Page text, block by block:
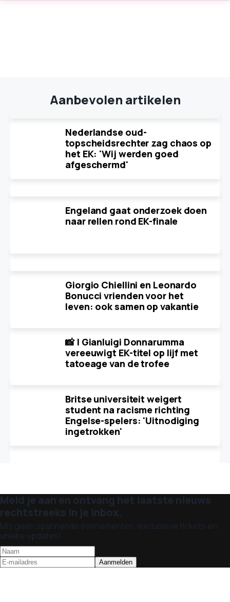
Aanbevolen artikelen
Nederlandse oud-
topscheidsrechter zag chaos op
het EK: 'Wij werden goed
afgeschermd'
Engeland gaat onderzoek doen
naar rellen rond EK-finale
Giorgio Chiellini en Leonardo
Bonucci vrienden voor het
leven: ook samen op vakantie
📸 | Gianluigi Donnarumma
vereeuwigt EK-titel op lijf met
tatoeage van de trofee
Britse universiteit weigert
student na racisme richting
Engelse-spelers: 'Uitnodiging
ingetrokken'
Meld je aan en ontvang het laatste nieuws
rechtstreeks in je inbox.
Mis geen spannende evenementen, exclusieve tickets en
unieke updates!